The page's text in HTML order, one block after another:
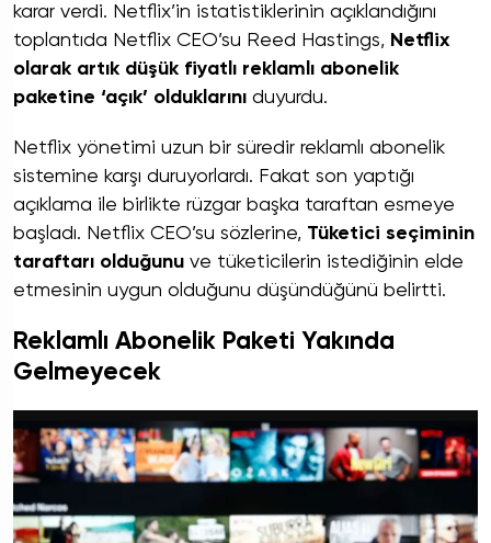
karar verdi. Netflix’in istatistiklerinin açıklandığını
toplantıda Netflix CEO’su Reed Hastings, Netflix
olarak artık düşük fiyatlı reklamlı abonelik
paketine ‘açık’ olduklarını duyurdu.
Netflix yönetimi uzun bir süredir reklamlı abonelik
sistemine karşı duruyorlardı. Fakat son yaptığı
açıklama ile birlikte rüzgar başka taraftan esmeye
başladı. Netflix CEO’su sözlerine, Tüketici seçiminin
taraftarı olduğunu ve tüketicilerin istediğinin elde
etmesinin uygun olduğunu düşündüğünü belirtti.
Reklamlı Abonelik Paketi Yakında
Gelmeyecek